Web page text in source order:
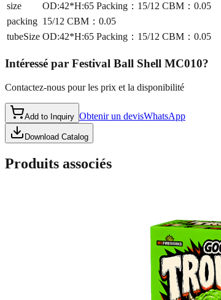
size
OD:42*H:65 Packing：15/12 CBM：0.05
packing 15/12 CBM：0.05
tubeSize OD:42*H:65 Packing：15/12 CBM：0.05
Intéressé par Festival Ball Shell MC010?
Contactez-nous pour les prix et la disponibilité
Add to Inquiry Obtenir un devisWhatsApp
Download Catalog
Produits associés